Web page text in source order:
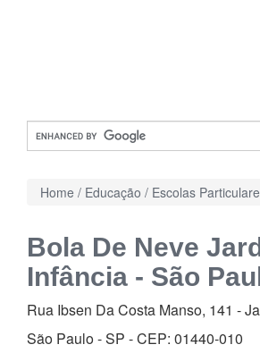
Home / Educação / Escolas
Bola De Neve
Infância - São
Rua Ibsen Da Costa Manso, 141 -
São Paulo - SP - CEP: 01440-010